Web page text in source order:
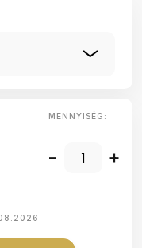
MENNYISÉG:
- +